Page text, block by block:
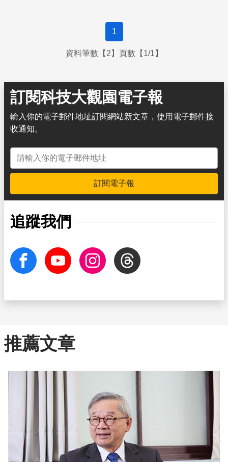
1
資料筆數【2】頁數【1/1】
訂閱科技大觀園電子報
輸入你的電子郵件地址訂閱網站新文章，使用電子郵件接
收通知。
電子郵件地址
訂閱電子報
追蹤我們
facebook Youtube InstagramThreads
推薦文章